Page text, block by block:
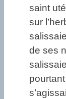
saint
sur
de ses
pourtant